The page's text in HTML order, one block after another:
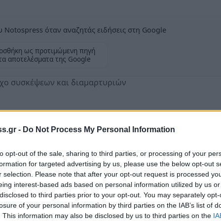
- Do Not Process My Personal Information
opt-out of the sale, sharing to third parties, or processing of your
for targeted advertising by us, please use the below opt-out
selection. Please note that after your opt-out request is processed
interest-based ads based on personal information utilized by us
to third parties prior to your opt-out. You may separately
of your personal information by third parties on the IAB’s list of
This information may also be disclosed by us to third parties on the
όταν αναζητάς ειδήσεις στη Google
ως προτιμώμενη πηγή
αποτελέσματα της Google
συσκέψεων και διαμαρτυριών
της συνάντησης που είχε ο Λάκωνας
με εκπροσώπους των εμπόρων όσο και
γραφείο του κόμματος κατά τη διάρκεια της
Λακωνίας του κυβερνώντος κόμματος
που περιγράφει και εξηγεί